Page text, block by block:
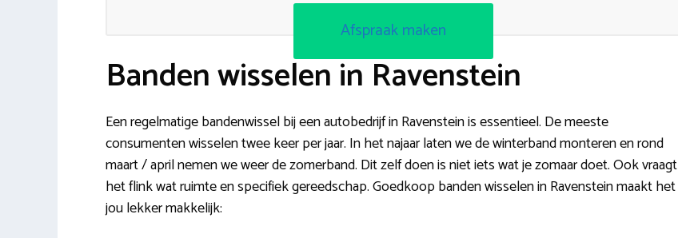
Afspraak maken
Banden wisselen in Ravenstein
Een regelmatige bandenwissel bij een autobedrijf in Ravenstein is essentieel. De meeste
consumenten wisselen twee keer per jaar. In het najaar laten we de winterband monteren en rond
maart / april nemen we weer de zomerband. Dit zelf doen is niet iets wat je zomaar doet. Ook vraagt
het flink wat ruimte en specifiek gereedschap. Goedkoop banden wisselen in Ravenstein maakt het
jou lekker makkelijk: